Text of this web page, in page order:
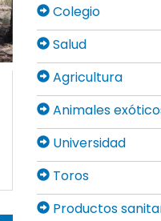
Colegio
Salud
Agricultura
Animales
Universidad
Toros
Productos